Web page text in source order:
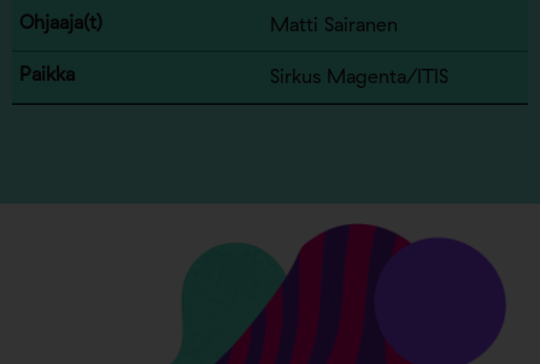
Matti Sairanen
Sirkus Magenta/ITIS